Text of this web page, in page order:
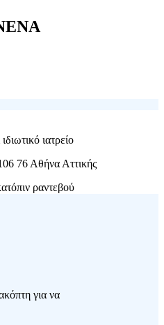
ιατρείο
76 Αθήνα Αττικής
ραντεβού
για να